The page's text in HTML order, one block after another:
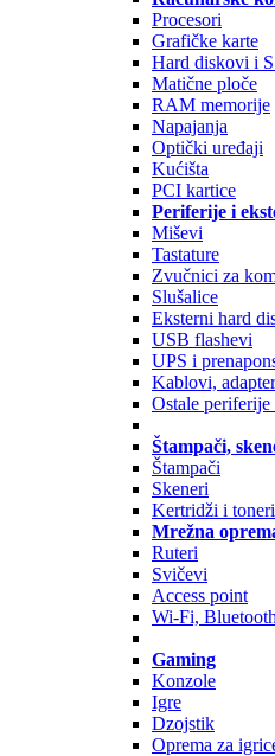
Procesori
Grafičke karte
Hard diskovi i
Matične ploče
RAM memorije
Napajanja
Optički uređaji
Kućišta
PCI kartice
Periferije i
Miševi
Tastature
Zvučnici za
Slušalice
Eksterni hard
USB flashevi
UPS i
Kablovi,
Ostale periferije
Štampači,
Štampači
Skeneri
Kertridži i toneri
Mrežna
Ruteri
Svičevi
Access point
Wi-Fi,
Gaming
Konzole
Igre
Dzojstik
Oprema za